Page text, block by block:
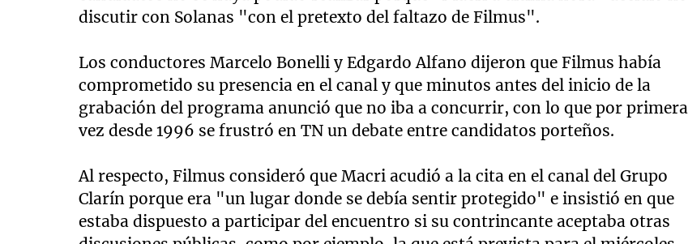
discutir con Solanas "con el pretexto del faltazo de Filmus".
Los conductores Marcelo Bonelli y Edgardo Alfano dijeron que Filmus había
comprometido su presencia en el canal y que minutos antes del inicio de la
grabación del programa anunció que no iba a concurrir, con lo que por primera
vez desde 1996 se frustró en TN un debate entre candidatos porteños.
Al respecto, Filmus consideró que Macri acudió a la cita en el canal del Grupo
Clarín porque era "un lugar donde se debía sentir protegido" e insistió en que
estaba dispuesto a participar del encuentro si su contrincante aceptaba otras